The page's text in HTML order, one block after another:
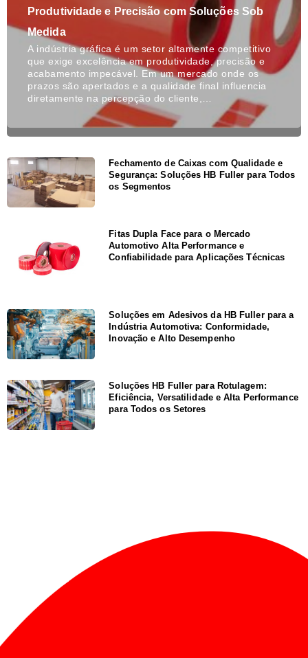
Produtividade e Precisão com Soluções Sob
Medida
A indústria gráfica é um setor altamente competitivo
que exige excelência em produtividade, precisão e
acabamento impecável. Em um mercado onde os
prazos são apertados e a qualidade final influencia
diretamente na percepção do cliente,…
Fechamento de Caixas com Qualidade e
Segurança: Soluções HB Fuller para Todos
os Segmentos
Fitas Dupla Face para o Mercado
Automotivo Alta Performance e
Confiabilidade para Aplicações Técnicas
Soluções em Adesivos da HB Fuller para a
Indústria Automotiva: Conformidade,
Inovação e Alto Desempenho
Soluções HB Fuller para Rotulagem:
Eficiência, Versatilidade e Alta Performance
para Todos os Setores